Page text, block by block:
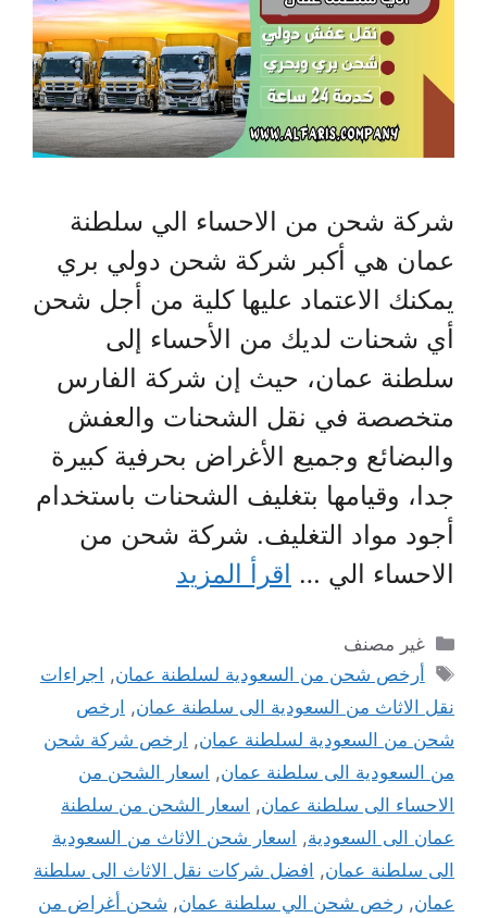
شركة شحن من الاحساء الي سلطنة
عمان هي أكبر شركة شحن دولي بري
يمكنك الاعتماد عليها كلية من أجل شحن
أي شحنات لديك من الأحساء إلى
سلطنة عمان، حيث إن شركة الفارس
متخصصة في نقل الشحنات والعفش
والبضائع وجميع الأغراض بحرفية كبيرة
جدا، وقيامها بتغليف الشحنات باستخدام
أجود مواد التغليف. شركة شحن من
الاحساء الي … اقرأ المزيد
التصنيفات
غير مصنف
الوسوم
أرخص شحن من السعودية لسلطنة عمان, اجراءات
نقل الاثاث من السعودية الى سلطنة عمان, ارخص
شحن من السعودية لسلطنة عمان, ارخص شركة شحن
من السعودية الى سلطنة عمان, اسعار الشحن من
الاحساء الى سلطنة عمان, اسعار الشحن من سلطنة
عمان الى السعودية, اسعار شحن الاثاث من السعودية
الى سلطنة عمان, افضل شركات نقل الاثاث الى سلطنة
عمان, رخص شحن الي سلطنة عمان, شحن أغراض من